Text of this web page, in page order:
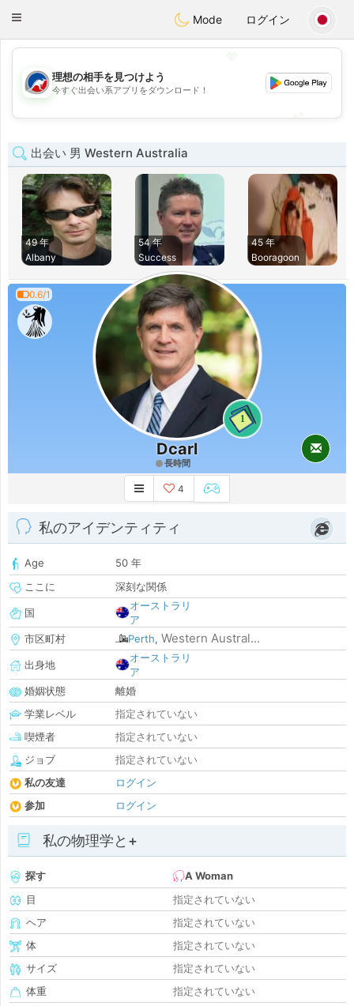
AustraliaChat
Toggle
Mode ログイン
💖
💕
理想の相手を見つけよう
今すぐ出会い系アプリをダウンロード！
出会い 男 Western Australia
49 年
Albany
54 年
Success
45 年
Booragoon
0.6/1
1
Dcarl
長時間
4
私のアイデンティティ
Age
50 年
ここに
深刻な関係
国
オーストラリ
ア
市区町村
Perth, Western Austral...
出身地
オーストラリ
ア
婚姻状態
離婚
学業レベル
指定されていない
喫煙者
指定されていない
ジョブ
指定されていない
私の友達
ログイン
参加
ログイン
私の物理学と+
探す
A Woman
目
指定されていない
ヘア
指定されていない
体
指定されていない
サイズ
指定されていない
体重
指定されていない